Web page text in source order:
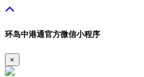
环岛中港通官方微信小程序
×